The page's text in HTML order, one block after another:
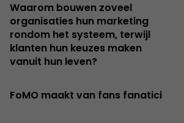
Waarom bouwen zoveel
organisaties hun marketing
rondom het systeem, terwijl
klanten hun keuzes maken
vanuit hun leven?
FoMO maakt van fans fanatici